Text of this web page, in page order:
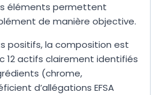
éléments permettent
de manière objective.
positifs, la composition est
12 actifs clairement identifiés
(chrome,
d’allégations EFSA